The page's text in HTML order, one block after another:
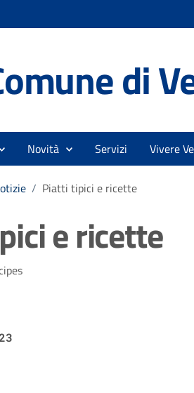
di
Novità Servizi Vivere
/ Piatti tipici e ricette
e ricette
notizia